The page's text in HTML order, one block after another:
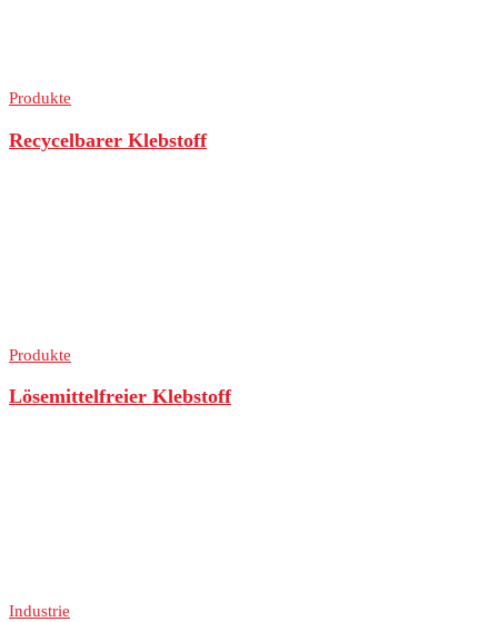
Produkte
Recycelbarer Klebstoff
Produkte
Lösemittelfreier Klebstoff
Industrie